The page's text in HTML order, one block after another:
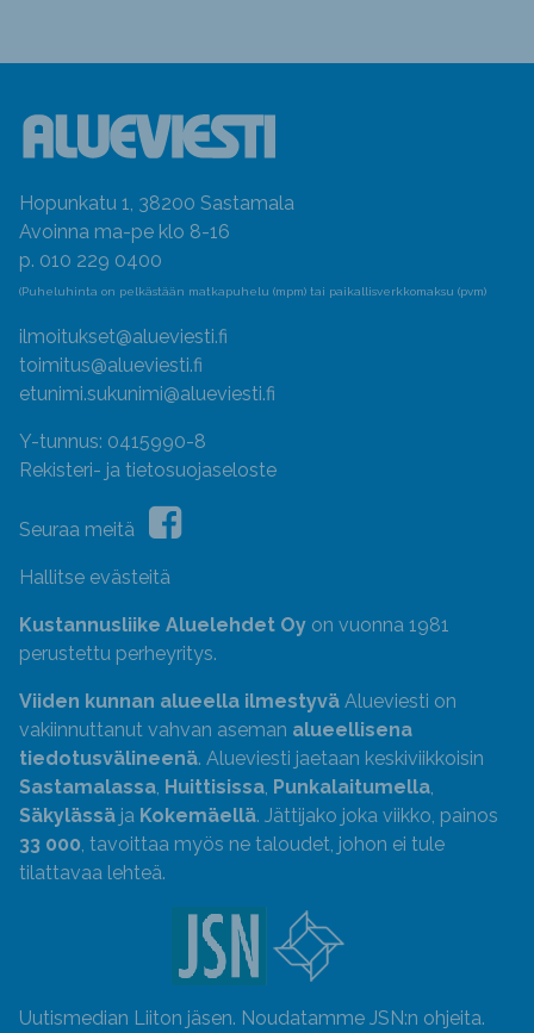
Hopunkatu 1, 38200 Sastamala
Avoinna ma-pe klo 8-16
p. 010 229 0400
(Puheluhinta on pelkästään matkapuhelu (mpm) tai paikallisverkkomaksu (pvm)
ilmoitukset@alueviesti.fi
toimitus@alueviesti.fi
etunimi.sukunimi@alueviesti.fi
Y-tunnus: 0415990-8
Rekisteri- ja tietosuojaseloste
Seuraa meitä
Hallitse evästeitä
Kustannusliike Aluelehdet Oy on vuonna 1981
perustettu perheyritys.
Viiden kunnan alueella ilmestyvä Alueviesti on
vakiinnuttanut vahvan aseman alueellisena
tiedotusvälineenä. Alueviesti jaetaan keskiviikkoisin
Sastamalassa Huittisissa Punkalaitumella
Säkylässä ja Kokemäellä. Jättijako joka viikko, painos
33 000 , tavoittaa myös ne taloudet, johon ei tule
tilattavaa lehteä.
Uutismedian Liiton jäsen. Noudatamme JSN:n ohjeita.